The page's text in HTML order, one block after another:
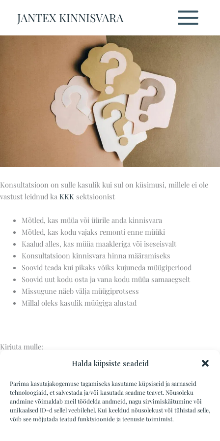
Halda küpsiste seadeid
Parima kasutajakogemuse tagamiseks kasutame küpsiseid ja sarnaseid
tehnoloogiaid, et salvestada ja/või kasutada seadme teavet. Nõusoleku
andmine võimaldab meil töödelda andmeid, nagu sirvimiskäitumine või
unikaalsed ID-d sellel veebilehel. Kui keeldud nõusolekust või tühistad selle,
võib see mõjutada teatud funktsioonide ja teenuste toimimist.
JANTEX KINNISVARA
Konsultatsioon
Konsultatsioon on sulle kasulik kui sul on küsimusi, millele ei ole
vastust leidnud ka KKK sektsioonist
Mõtled, kas müüa või üürile anda kinnisvara
Mõtled, kas kodu vajaks remonti enne müüki
Kaalud alles, kas müüa maakleriga või iseseisvalt
Konsultatsioon kinnisvara hinna määramiseks
Soovid teada kui pikaks võiks kujuneda müügiperiood
Soovid uut kodu osta ja vana kodu müüa samaaegselt
Missugune näeb välja müügiprotsess
Millal oleks kasulik müügiga alustad
Kirjuta mulle:
SOOVIN KONSULTATSIOONI
JANTEX KINNISVA OÜ | Jaanika Pool |
+372 568 969 52 |jaanika@jantexkinnisvara.ee